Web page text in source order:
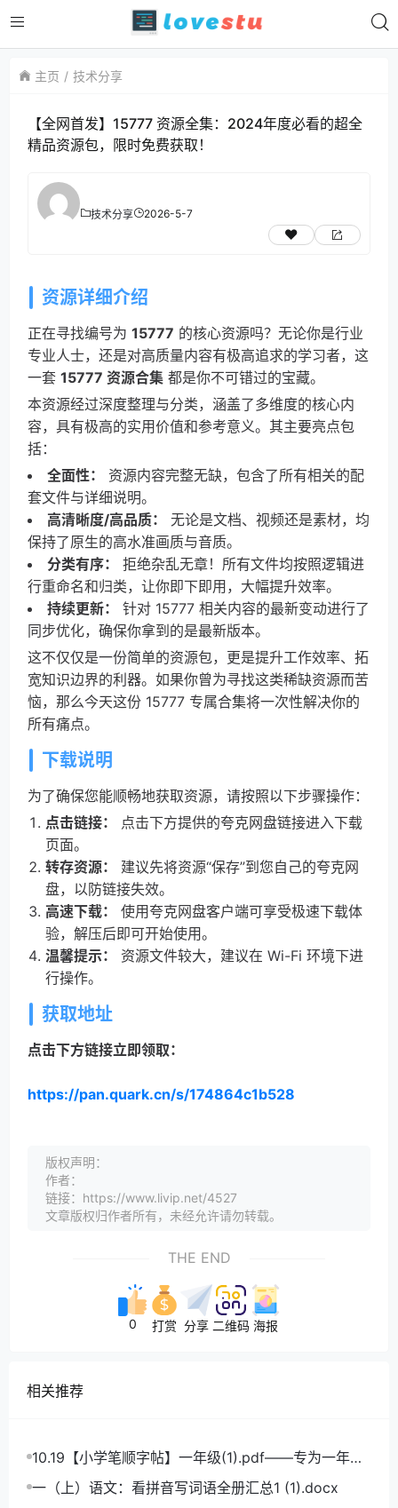
主页 技术分享
【全网首发】15777 资源全集：2024年度必看的超全
精品资源包，限时免费获取！
技术分享 2026-5-7
资源详细介绍
正在寻找编号为 15777 的核心资源吗？无论你是行业
专业人士，还是对高质量内容有极高追求的学习者，这
一套 15777 资源合集 都是你不可错过的宝藏。
本资源经过深度整理与分类，涵盖了多维度的核心内
容，具有极高的实用价值和参考意义。其主要亮点包
括：
全面性：
资源内容完整无缺，包含了所有相关的配
套文件与详细说明。
高清晰度/高品质：
无论是文档、视频还是素材，均
保持了原生的高水准画质与音质。
分类有序：
拒绝杂乱无章！所有文件均按照逻辑进
行重命名和归类，让你即下即用，大幅提升效率。
持续更新：
针对 15777 相关内容的最新变动进行了
同步优化，确保你拿到的是最新版本。
这不仅仅是一份简单的资源包，更是提升工作效率、拓
宽知识边界的利器。如果你曾为寻找这类稀缺资源而苦
恼，那么今天这份 15777 专属合集将一次性解决你的
所有痛点。
下载说明
为了确保您能顺畅地获取资源，请按照以下步骤操作：
点击链接：
点击下方提供的夸克网盘链接进入下载
页面。
转存资源：
建议先将资源“保存”到您自己的夸克网
盘，以防链接失效。
高速下载：
使用夸克网盘客户端可享受极速下载体
验，解压后即可开始使用。
温馨提示：
资源文件较大，建议在 Wi-Fi 环境下进
行操作。
获取地址
点击下方链接立即领取：
https://pan.quark.cn/s/174864c1b528
版权声明：
作者：
链接：https://www.livip.net/4527
文章版权归作者所有，未经允许请勿转载。
THE END
0 打赏 分享 二维码 海报
相关推荐
10.19【小学笔顺字帖】一年级(1).pdf——专为一年级
学生打造的笔顺练习宝典
一（上）语文：看拼音写词语全册汇总1 (1).docx